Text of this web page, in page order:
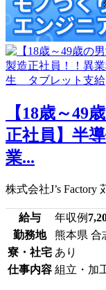
【18歳～49
正社員】半
業...
株式会社J’s Factory
給与 年収例
勤務地
熊本県 合
寮・社宅 あり
仕事内容 組立・加